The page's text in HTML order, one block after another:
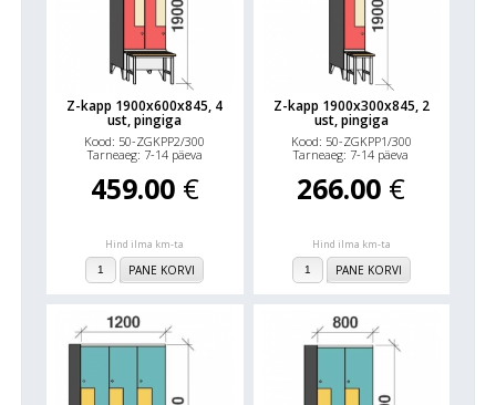
Z-kapp 1900x600x845, 4
ust, pingiga
Kood: 50-ZGKPP2/300
Tarneaeg: 7-14 päeva
459.00 €
Hind ilma km-ta
PANE KORVI
Z-kapp 1900x300x845, 2
ust, pingiga
Kood: 50-ZGKPP1/300
Tarneaeg: 7-14 päeva
266.00 €
Hind ilma km-ta
PANE KORVI